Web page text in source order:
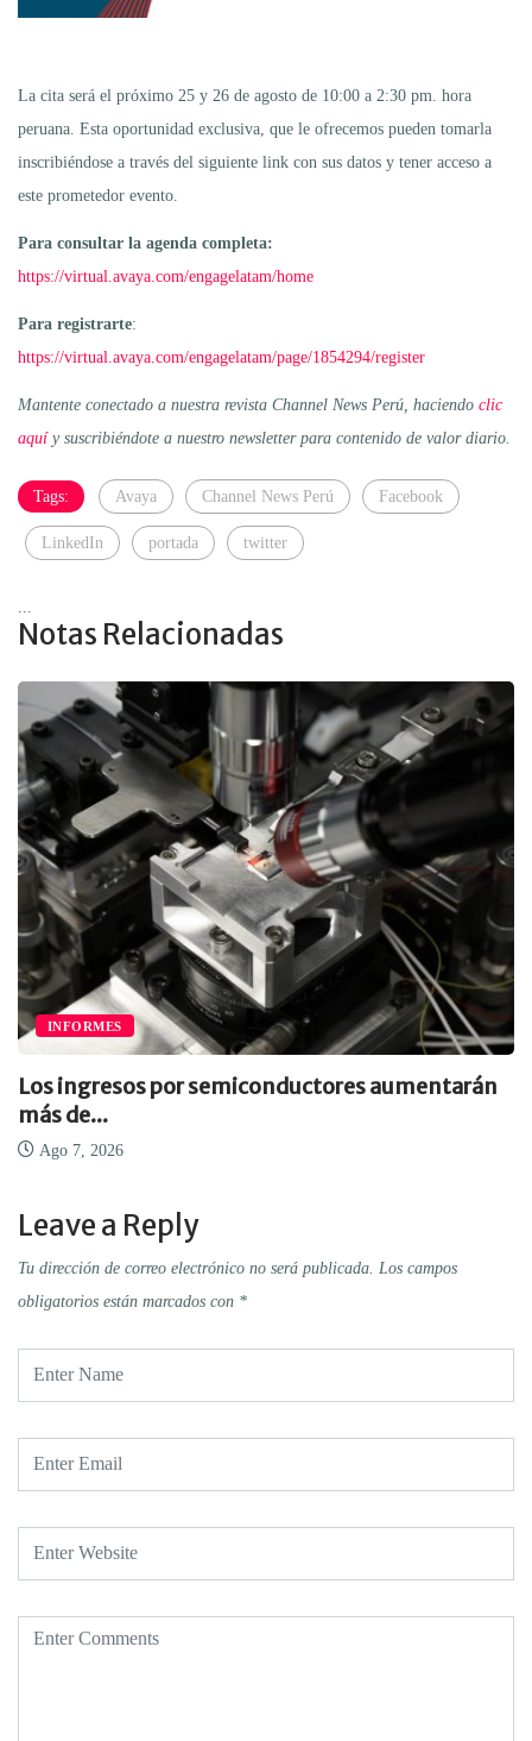
La cita será el próximo 25 y 26 de agosto de 10:00 a 2:30 pm. hora
peruana. Esta oportunidad exclusiva, que le ofrecemos pueden tomarla
inscribiéndose a través del siguiente link con sus datos y tener acceso a
este prometedor evento.
Para consultar la agenda completa:
https://virtual.avaya.com/engagelatam/home
Para registrarte:
https://virtual.avaya.com/engagelatam/page/1854294/register
Mantente conectado a nuestra revista Channel News Perú, haciendo clic
aquíy suscribiéndote a nuestro newsletter para contenido de valor diario.
Tags: Avaya Channel News Perú Facebook
LinkedIn portada twitter
...
Notas Relacionadas
INFORMES
Los ingresos por semiconductores aumentarán
más de...
Ago 7, 2026
Leave a Reply
Tu dirección de correo electrónico no será publicada. Los campos
obligatorios están marcados con *